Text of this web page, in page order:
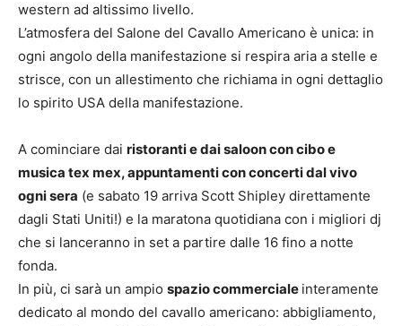
western ad altissimo livello.
L’atmosfera del Salone del Cavallo Americano è unica: in
ogni angolo della manifestazione si respira aria a stelle e
strisce, con un allestimento che richiama in ogni dettaglio
lo spirito USA della manifestazione.
A cominciare dai ristoranti e dai saloon con cibo e
musica tex mex, appuntamenti con concerti dal vivo
ogni sera (e sabato 19 arriva Scott Shipley direttamente
dagli Stati Uniti!) e la maratona quotidiana con i migliori dj
che si lanceranno in set a partire dalle 16 fino a notte
fonda.
In più, ci sarà un ampio spazio commerciale interamente
dedicato al mondo del cavallo americano: abbigliamento,